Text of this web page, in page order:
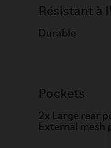
Résistant à
Durable
Pockets
2x Large rear
External mesh